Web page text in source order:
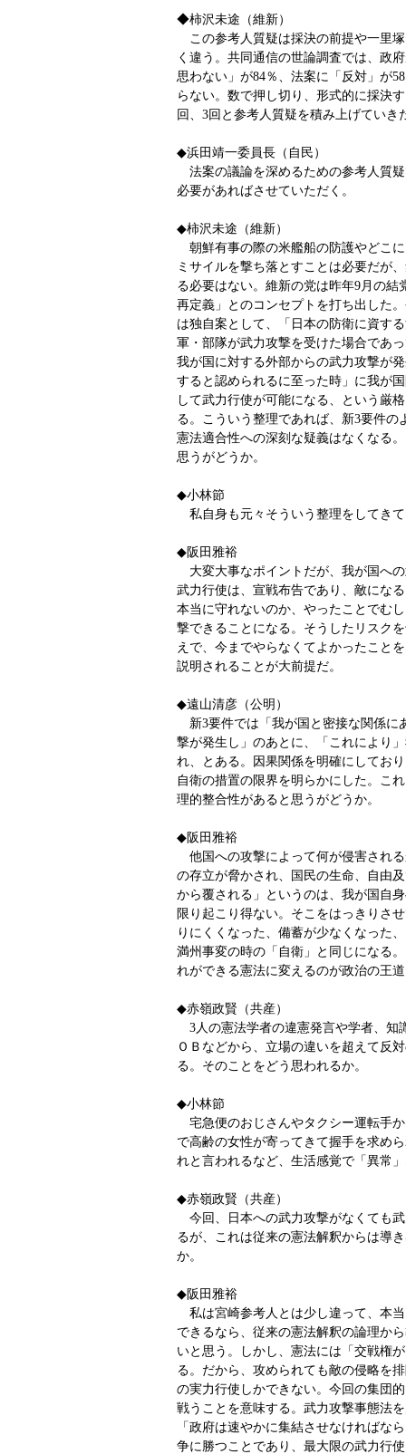
◆柿沢未途（維新）
この参考人質疑は採決の前提や一里
く違う。共同通信の世論調査では、政
思わない」が84％、法案に「反対」が
らない。数で押し切り、形式的に採決
回、3回と参考人質疑を積み上げていき
◆浜田靖一委員長（自民）
法案の議論を深めるための参考人質
必要があればさせていただく。
◆柿沢未途（維新）
朝鮮有事の際の米艦船の防護やどこ
ミサイルを撃ち落とすことは必要だが
る必要はない。維新の党は昨年9月の結
再定義」とのコンセプトを打ち出した
は独自案として、「日本の防衛に資す
軍・部隊が武力攻撃を受けた場合であ
我が国に対する外部からの武力攻撃が
すると認められるに至った時」に我が
して武力行使が可能になる、という厳
る。こういう整理であれば、新3要件の
憲法適合性への深刻な疑義はなくなる
思うがどうか。
◆小林節
私自身も元々そういう整理をしてき
◆阪田雅裕
大変大事なポイントだが、我が国へ
武力行使は、宣戦布告であり、敵にな
本当に守れないのか、やったことでむ
撃できることになる。そうしたリスク
えで、今までやらなくてよかったこと
説明されることが大前提だ。
◆遠山清彦（公明）
新3要件では「我が国と密接な関係に
撃が発生し」のあとに、「これにより
れ、とある。因果関係を明確にしてお
自衛の措置の限界を明らかにした。こ
理的整合性があると思うがどうか。
◆阪田雅裕
他国への攻撃によって何が侵害され
の存立が脅かされ、国民の生命、自由
から覆される」というのは、我が国自
限り起こり得ない。そこをはっきりさ
りにくくなった、備蓄が少なくなった
満州事変の時の「自衛」と同じになる
れができる憲法に変えるのが政治の王
◆赤嶺政賢（共産）
3人の憲法学者の違憲発言や学者、知
ＯＢなどから、立場の違いを超えて反
る。そのことをどう思われるか。
◆小林節
宅急便のおじさんやタクシー運転手
で高齢の女性が寄ってきて握手を求め
れと言われるなど、生活感覚で「異常
◆赤嶺政賢（共産）
今回、日本への武力攻撃がなくても
るが、これは従来の憲法解釈からは導
か。
◆阪田雅裕
私は宮崎参考人とは少し違って、本
できるなら、従来の憲法解釈の論理か
いと思う。しかし、憲法には「交戦権
る。だから、攻められても敵の侵略を
の実力行使しかできない。今回の集団
戦うことを意味する。武力攻撃事態法
「政府は速やかに集結させなければな
争に勝つことであり、最大限の武力行